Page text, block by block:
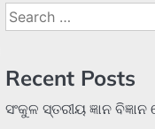
Search
for:
Recent Posts
ସଂକୁଳ ସ୍ତରୀୟ ଜ୍ଞାନ